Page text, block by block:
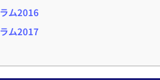
ム2016
ム2017